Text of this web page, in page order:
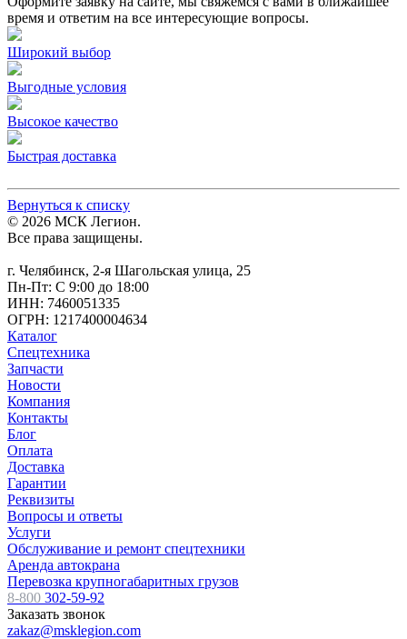
время и ответим на все интересующие вопросы.
Широкий выбор
Выгодные условия
Высокое качество
Быстрая доставка
Вернуться к списку
© 2026 МСК Легион.
Все права защищены.
г. Челябинск, 2-я Шагольская улица, 25
Пн-Пт: С 9:00 до 18:00
ИНН: 7460051335
ОГРН: 1217400004634
Каталог
Спецтехника
Запчасти
Новости
Компания
Контакты
Блог
Оплата
Доставка
Гарантии
Реквизиты
Вопросы и ответы
Услуги
Обслуживание и ремонт спецтехники
Аренда автокрана
Перевозка крупногабаритных грузов
8-800 302-59-92
Заказать звонок
zakaz@msklegion.com